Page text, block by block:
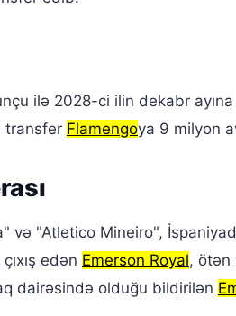
ilə 2028-ci ilin dekabr
transfer Flamengoya 9 milyon
və "Atletico Mineiro",
edən Emerson Royal, ötən
dairəsində olduğu bildirilən